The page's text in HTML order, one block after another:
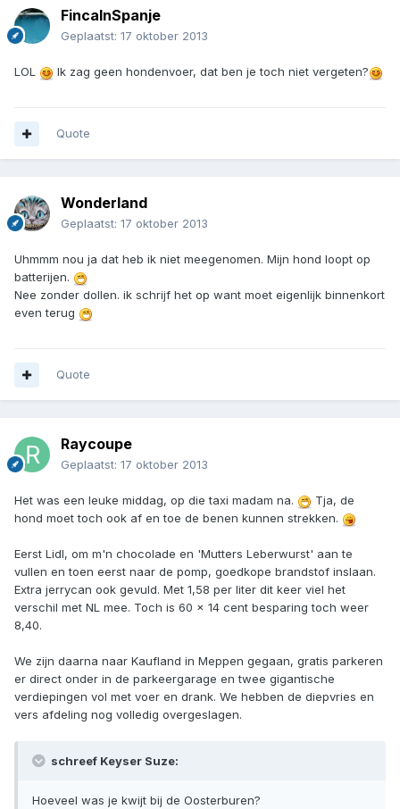
FincaInSpanje
Geplaatst: 17 oktober 2013
LOL Ik zag geen hondenvoer, dat ben je toch niet vergeten?
Quote
Wonderland
Geplaatst: 17 oktober 2013
Uhmmm nou ja dat heb ik niet meegenomen. Mijn hond loopt op
batterijen.
Nee zonder dollen. ik schrijf het op want moet eigenlijk binnenkort
even terug
Quote
Raycoupe
Geplaatst: 17 oktober 2013
Het was een leuke middag, op die taxi madam na.
Tja, de
hond moet toch ook af en toe de benen kunnen strekken.
Eerst Lidl, om m'n chocolade en 'Mutters Leberwurst' aan te
vullen en toen eerst naar de pomp, goedkope brandstof inslaan.
Extra jerrycan ook gevuld. Met 1,58 per liter dit keer viel het
verschil met NL mee. Toch is 60 x 14 cent besparing toch weer
8,40.
We zijn daarna naar Kaufland in Meppen gegaan, gratis parkeren
er direct onder in de parkeergarage en twee gigantische
verdiepingen vol met voer en drank. We hebben de diepvries en
vers afdeling nog volledig overgeslagen.
schreef Keyser Suze:
Hoeveel was je kwijt bij de Oosterburen?